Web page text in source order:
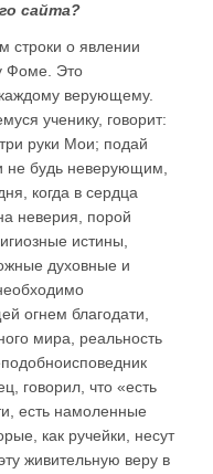
сайта?
строки о явлении
Фоме. Это
верующему.
ученику, говорит:
руки Мои; подай
не будь неверующим,
когда в сердца
неверия, порой
истины,
духовные и
огнем благодати,
мира, реальность
говорил, что «есть
есть намоленные
как ручейки, несут
живительную веру в